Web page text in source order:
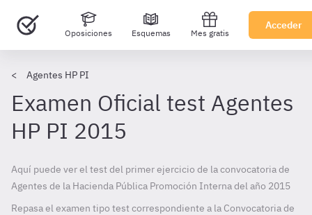
Oposiciones Esquemas Mes gratis
Acceder
Agentes HP PI
Examen Oficial test Agentes
HP PI 2015
Aquí puede ver el test del primer ejercicio de la convocatoria de
Agentes de la Hacienda Pública Promoción Interna del año 2015
Repasa el examen tipo test correspondiente a la Convocatoria de